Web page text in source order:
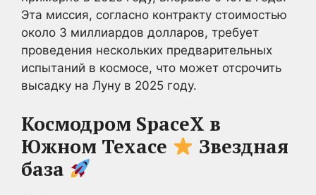
Эта миссия, согласно контракту стоимостью
около 3 миллиардов долларов, требует
проведения нескольких предварительных
испытаний в космосе, что может отсрочить
высадку на Луну в 2025 году.
Космодром SpaceX в
Южном Техасе
Звездная
база